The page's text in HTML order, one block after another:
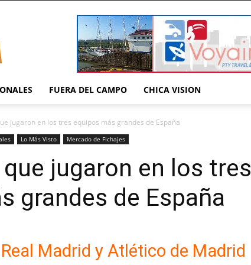
FUERA DEL CAMPO CHICA VISION
jugaron en los tres equipos más grandes de España
Lo Más Visto Mercado de Fichajes
jugaron en los tres
grandes de España
Madrid y Atlético de Madrid